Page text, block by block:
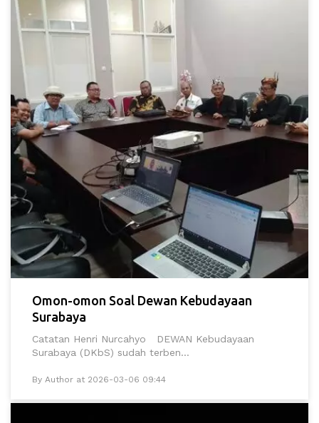
Omon-omon Soal Dewan Kebudayaan
Surabaya
Catatan Henri Nurcahyo DEWAN Kebudayaan
Surabaya (DKbS) sudah terben...
By Author at 2026-03-06 09:44